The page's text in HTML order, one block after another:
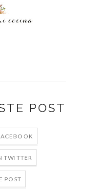
POST
TWITTER
POST